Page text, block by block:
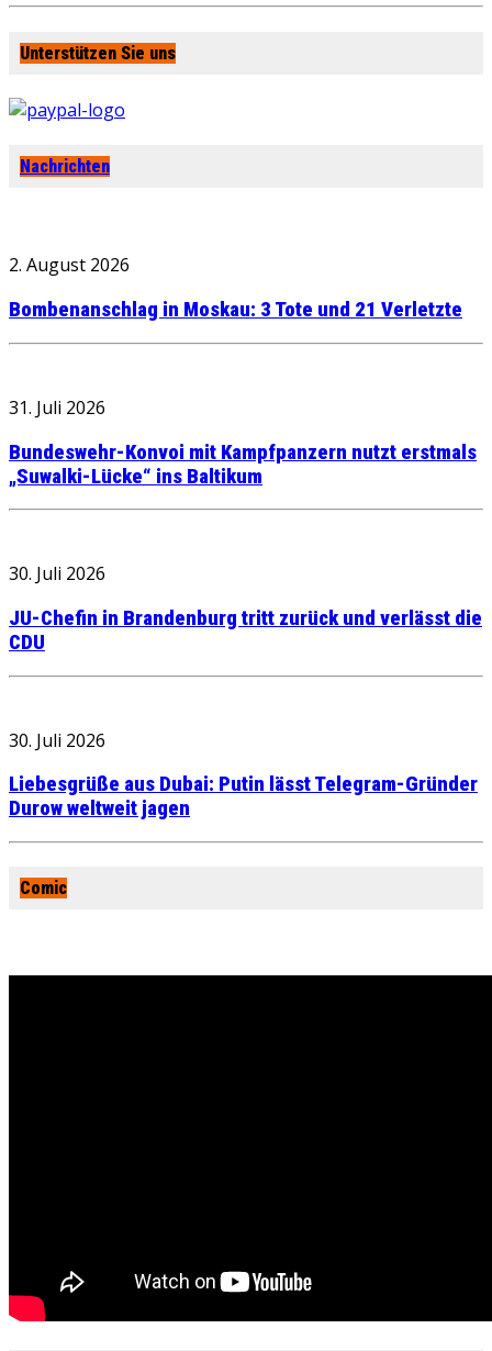
Unterstützen Sie uns
Nachrichten
2. August 2026
Bombenanschlag in Moskau: 3 Tote und 21 Verletzte
31. Juli 2026
Bundeswehr-Konvoi mit Kampfpanzern nutzt erstmals
„Suwalki-Lücke“ ins Baltikum
30. Juli 2026
JU-Chefin in Brandenburg tritt zurück und verlässt die
CDU
30. Juli 2026
Liebesgrüße aus Dubai: Putin lässt Telegram-Gründer
Durow weltweit jagen
Comic